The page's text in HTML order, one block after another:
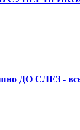
ДО СЛЕЗ -